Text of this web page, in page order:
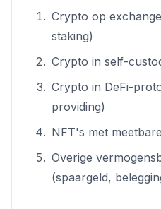
Crypto op
staking)
Crypto in self-
Crypto in DeFi-
providing)
NFT's met
Overige
(spaargeld,